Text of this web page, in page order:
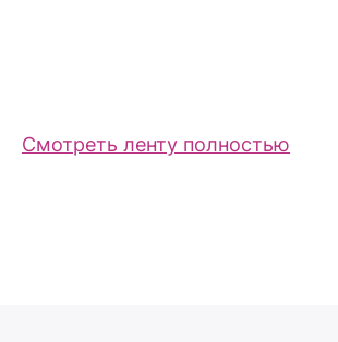
Смотреть ленту полностью